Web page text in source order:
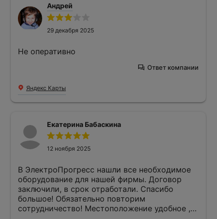
Руководство уже решило, продолжить
работать с ЭлектроПрогресс, так как их
продукция соответствует нашим запросам по
Андрей
29 декабря 2025
Не оперативно
Ответ компании
Яндекс Карты
Екатерина Бабаскина
12 ноября 2025
В ЭлектроПрогресс нашли все необходимое
оборудование для нашей фирмы. Договор
заключили, в срок отработали. Спасибо
большое! Обязательно повторим
сотрудничество! Местоположение удобное ,